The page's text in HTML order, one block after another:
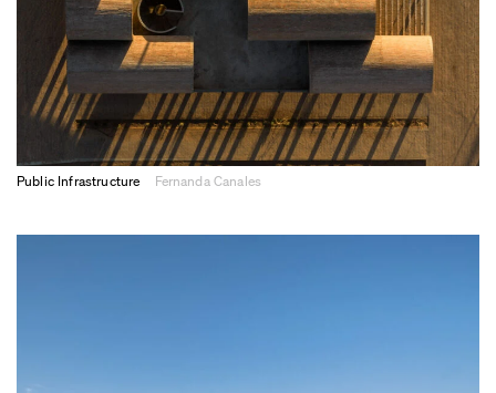
Public Infrastructure Fernanda Canales